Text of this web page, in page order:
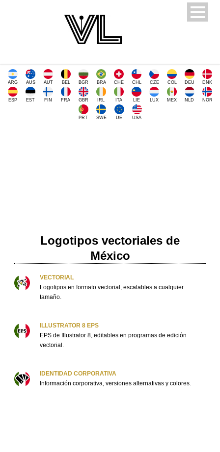
ARG AUS AUT BEL BGR BRA CHE CHL CZE COL DEU DNK
ESP EST FIN FRA GBR IRL ITA LIE LUX MEX NLD NOR
PRT SWE UE USA
Logotipos vectoriales de
México
VECTORIAL
Logotipos en formato vectorial, escalables a cualquier
tamaño.
ILLUSTRATOR 8 EPS
EPS de Illustrator 8, editables en programas de edición
vectorial.
IDENTIDAD CORPORATIVA
Información corporativa, versiones alternativas y colores.